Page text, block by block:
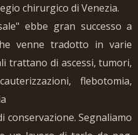
chirurgico di Venezia.
ebbe gran successo a
venne tradotto in varie
trattano di ascessi, tumori,
flebotomia,
conservazione. Segnaliamo